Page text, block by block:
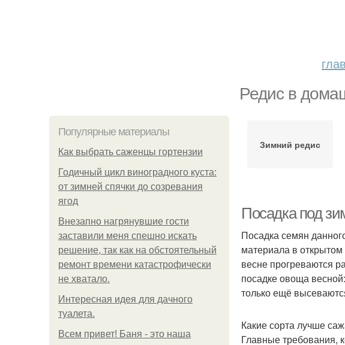
Редис в
Популярные материалы
Как выбрать саженцы гортензии
Годичный цикл виноградного куста:
от зимней спячки до созревания
ягод
Внезапно нагрянувшие гости
заставили меня спешно искать
решение, так как на обстоятельный
ремонт времени катастрофически
не хватало.
Интересная идея для дачного
туалета.
Всем привет! Баня - это наша
Зимний редис
Посадка под
Посадка семян
материала в
весне прогреваются
посадке овоща
только ещё
Какие сорта лучше
Главные требования,